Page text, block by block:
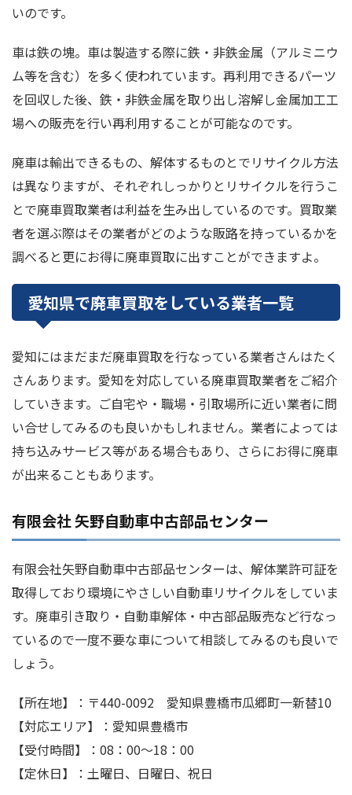
いのです。
車は鉄の塊。車は製造する際に鉄・非鉄金属（アルミニウ
ム等を含む）を多く使われています。再利用できるパーツ
を回収した後、鉄・非鉄金属を取り出し溶解し金属加工工
場への販売を行い再利用することが可能なのです。
廃車は輸出できるもの、解体するものとでリサイクル方法
は異なりますが、それぞれしっかりとリサイクルを行うこ
とで廃車買取業者は利益を生み出しているのです。買取業
者を選ぶ際はその業者がどのような販路を持っているかを
調べると更にお得に廃車買取に出すことができますよ。
愛知県で廃車買取をしている業者一覧
愛知にはまだまだ廃車買取を行なっている業者さんはたく
さんあります。愛知を対応している廃車買取業者をご紹介
していきます。ご自宅や・職場・引取場所に近い業者に問
い合せしてみるのも良いかもしれません。業者によっては
持ち込みサービス等がある場合もあり、さらにお得に廃車
が出来ることもあります。
有限会社 矢野自動車中古部品センター
有限会社矢野自動車中古部品センターは、解体業許可証を
取得しており環境にやさしい自動車リサイクルをしていま
す。廃車引き取り・自動車解体・中古部品販売など行なっ
ているので一度不要な車について相談してみるのも良いで
しょう。
【所在地】：〒440-0092 愛知県豊橋市瓜郷町一新替10
【対応エリア】：愛知県豊橋市
【受付時間】：08：00～18：00
【定休日】：土曜日、日曜日、祝日